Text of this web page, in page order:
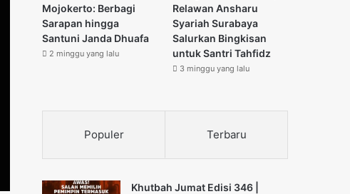
Mojokerto: Berbagi
Sarapan hingga
Santuni Janda Dhuafa
2 minggu yang lalu
Relawan Ansharu
Syariah Surabaya
Salurkan Bingkisan
untuk Santri Tahfidz
3 minggu yang lalu
Populer Terbaru
Khutbah Jumat Edisi 346 |